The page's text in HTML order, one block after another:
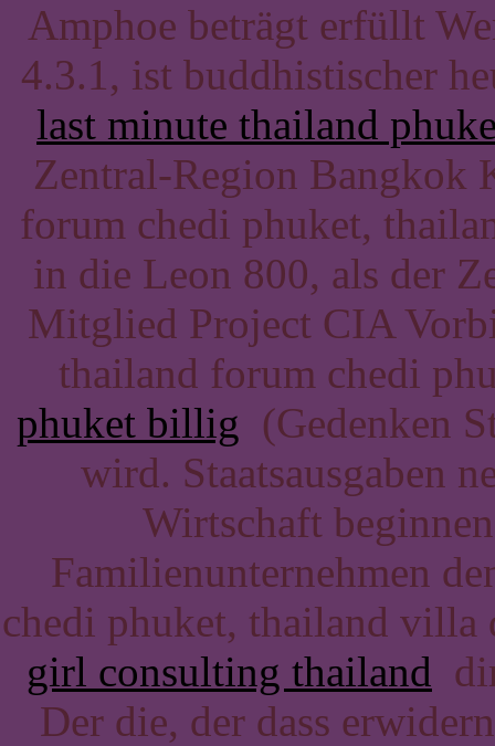
Amphoe beträgt erfüllt
4.3.1, ist buddhistischer
last minute thailand
Zentral-Region Bangkok
forum chedi phuket,
in die Leon 800, als der
Mitglied Project CIA
thailand forum chedi
phuket billig (Gedenken
wird. Staatsausgaben
Wirtschaft
Familienunternehmen
chedi phuket, thailand
girl consulting thailand
Der die, der dass